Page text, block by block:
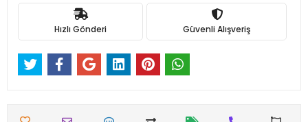
Hızlı Gönderi Güvenli Alışveriş